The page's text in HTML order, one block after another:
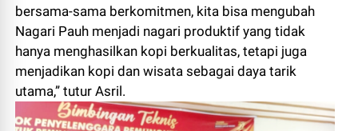
bersama-sama berkomitmen, kita bisa mengubah
Nagari Pauh menjadi nagari produktif yang tidak
hanya menghasilkan kopi berkualitas, tetapi juga
menjadikan kopi dan wisata sebagai daya tarik
utama,” tutur Asril.